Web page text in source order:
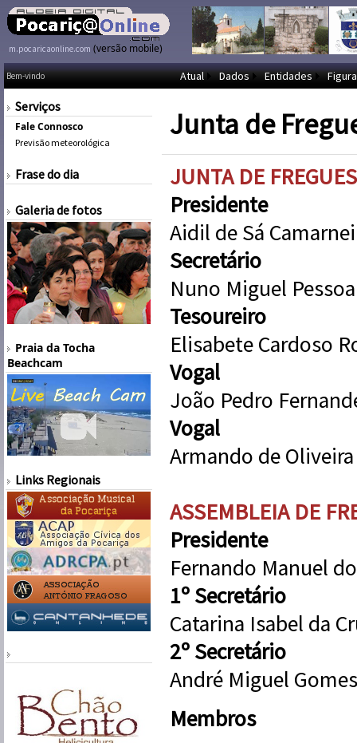
m.pocaricaonline.com (versão mobile)
Bem-vindo Atual Dados Entidades
Serviços
Fale Connosco
Previsão meteorológica
Frase do dia
Galeria de fotos
Praia da Tocha
Beachcam
Links Regionais
Junta de
JUNTA DE
Presidente
Aidil de Sá
Secretário
Nuno Miguel
Tesoureiro
Elisabete Cardoso
Vogal
João Pedro
Vogal
Armando de
ASSEMBLEIA DE
Presidente
Fernando Manuel
1º Secretário
Catarina Isabel da
2º Secretário
André Miguel
Membros